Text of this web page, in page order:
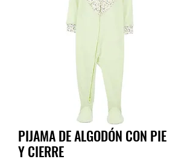
PIJAMA DE ALGODÓN CON PIE
Y CIERRE